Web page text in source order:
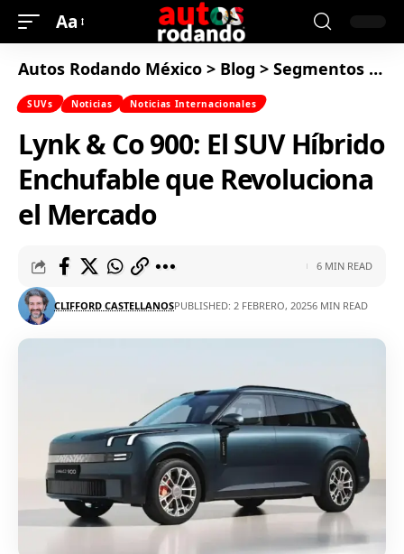
Aa
Autos Rodando México > Blog > Segmentos
SUVs Noticias Noticias Internacionales
Lynk & Co 900: El SUV Híbrido
Enchufable que Revoluciona
el Mercado
CLIFFORD CASTELLANOSPUBLISHED: 2 FEBRERO, 20256 MIN READ
6 MIN READ